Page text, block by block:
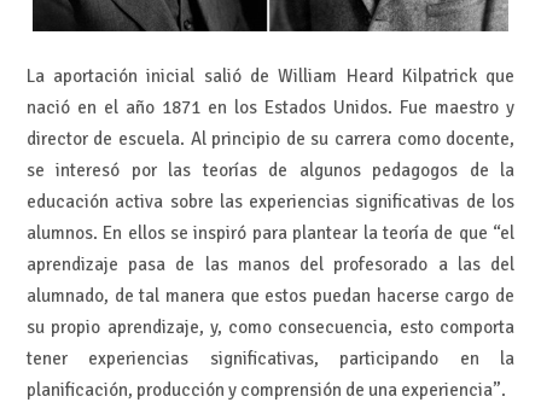
La aportación inicial salió de William Heard Kilpatrick que
nació en el año 1871 en los Estados Unidos. Fue maestro y
director de escuela. Al principio de su carrera como docente,
se interesó por las teorías de algunos pedagogos de la
educación activa sobre las experiencias significativas de los
alumnos. En ellos se inspiró para plantear la teoría de que “el
aprendizaje pasa de las manos del profesorado a las del
alumnado, de tal manera que estos puedan hacerse cargo de
su propio aprendizaje, y, como consecuencia, esto comporta
tener experiencias significativas, participando en la
planificación, producción y comprensión de una experiencia”.